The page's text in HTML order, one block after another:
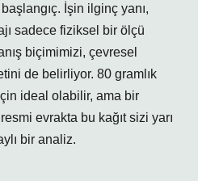
İşin ilginç yanı,
sadece fiziksel bir ölçü
biçimimizi, çevresel
de belirliyor. 80 gramlık
ideal olabilir, ama bir
evrakta bu kağıt sizi yarı
bir analiz.